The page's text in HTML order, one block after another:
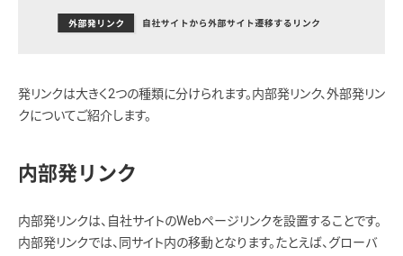
発リンクは大きく2つの種類に分けられます。内部発リンク、外部発リン
クについてご紹介します。
内部発リンク
内部発リンクは、自社サイトのWebページリンクを設置することです。
内部発リンクでは、同サイト内の移動となります。たとえば、グローバ